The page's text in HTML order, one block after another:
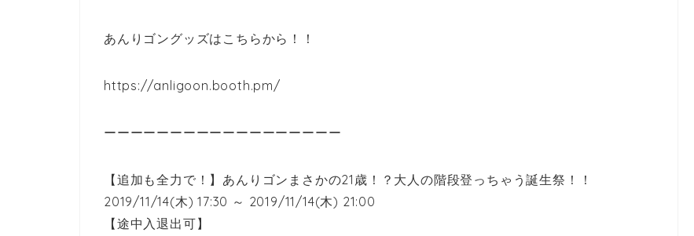
あんりゴングッズはこちらから！！
https://anligoon.booth.pm/
ーーーーーーーーーーーーーーーーーー
【追加も全力で！】あんりゴンまさかの21歳！？大人の階段登っちゃう誕生祭！！
2019/11/14(木) 17:30 ～ 2019/11/14(木) 21:00
【途中入退出可】